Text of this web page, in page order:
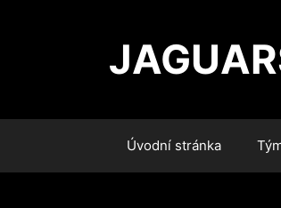
Úvodní stránka